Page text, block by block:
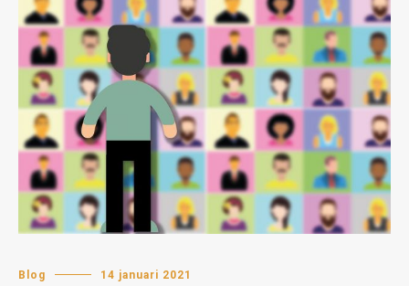
Blog 14 januari 2021